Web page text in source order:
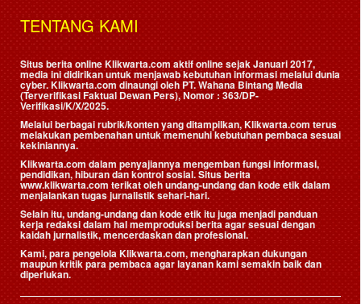
TENTANG KAMI
Situs berita online Klikwarta.com aktif online sejak Januari 2017,
media ini didirikan untuk menjawab kebutuhan informasi melalui dunia
cyber. Klikwarta.com dinaungi oleh PT. Wahana Bintang Media
(Terverifikasi Faktual Dewan Pers), Nomor : 363/DP-
Verifikasi/K/X/2025.
Melalui berbagai rubrik/konten yang ditampilkan, Klikwarta.com terus
melakukan pembenahan untuk memenuhi kebutuhan pembaca sesuai
kekiniannya.
Klikwarta.com dalam penyajiannya mengemban fungsi informasi,
pendidikan, hiburan dan kontrol sosial. Situs berita
www.klikwarta.com terikat oleh undang-undang dan kode etik dalam
menjalankan tugas jurnalistik sehari-hari.
Selain itu, undang-undang dan kode etik itu juga menjadi panduan
kerja redaksi dalam hal memproduksi berita agar sesuai dengan
kaidah jurnalistik, mencerdaskan dan profesional.
Kami, para pengelola Klikwarta.com, mengharapkan dukungan
maupun kritik para pembaca agar layanan kami semakin baik dan
diperlukan.